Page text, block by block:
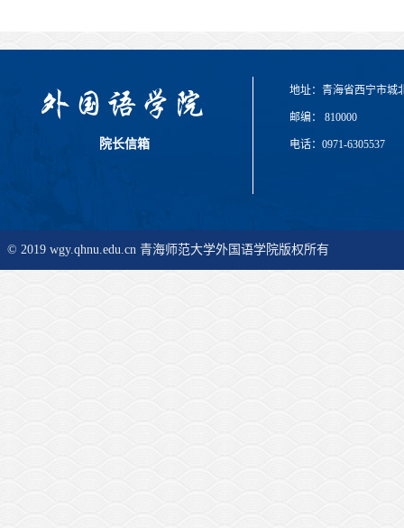
院长信箱
地址：青海省西宁市城
邮编： 810000
电话：0971-6305537
© 2019 wgy.qhnu.edu.cn 青海师范大学外国语学院版权所有